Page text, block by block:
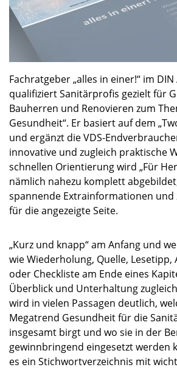
Fachratgeber „alles in einer!“ im
qualifiziert Sanitärprofis gezielt für
Bauherren und Renovieren zum
Gesundheit“. Er basiert auf dem
und ergänzt die VDS-
innovative und zugleich praktische
schnellen Orientierung wird „Für
nämlich nahezu komplett
spannende Extrainformationen und
für die angezeigte Seite.
„Kurz und knapp“ am Anfang und
wie Wiederholung, Quelle, Lesetipp,
oder Checkliste am Ende eines
Überblick und Unterhaltung
wird in vielen Passagen deutlich,
Megatrend Gesundheit für die
insgesamt birgt und wo sie in der
gewinnbringend eingesetzt werden
es ein Stichwortverzeichnis mit